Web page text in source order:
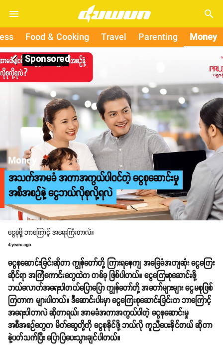
search
Food & Cooking Travel Parenting
Money
Sponsored
arrow_back_ios
Money
အသက်အာမခံ အကာအကွယ်ပါဝင်တဲ့ ငွေစုဆောင်းမှု
အစီအစဉ်နဲ့ ငွေဘယ်လိုစုလို့ရလဲ
ငွေစုဖို့ ဘာကြောင့် အရေးကြီးတာလဲ။
4 years ago
ငွေစုဆောင်းခြင်းဆိုတာ ကျွန်တော်တို့ ကြားရနေကျ အခြေခံအကျဆုံး ငွေကြေး
ဆိုင်ရာ အကြံကောင်းတွေထဲက တစ်ခု ဖြစ်ပါတယ်။ ငွေကြေးစုဆောင်းဖို့
ဘယ်လောက်အရေးပါတယ်ပြောပြော ကျွန်တော်တို့ အတော်များများ ငွေမစုဖြစ်
ကြတာက များပါတယ်။ ဒီဆောင်းပါးမှာ ငွေကြေးစုဆောင်းခြင်းက ဘာကြောင့်
အရေးပါတာလဲ ဆိုတာရယ်၊ အာမခံအကာအကွယ်ပါတဲ့ ငွေစုဆောင်းမှု
အစီအစဉ်တွေက မိတ်ဆွေတို့ကို ငွေစုနိုင်ဖို့ ဘယ်လို ကူညီပေးနိုင်တယ် ဆိုတာ
နဲ့ပတ်သက်ပြီး ပြောပြပေးသွားချင်ပါတယ်။